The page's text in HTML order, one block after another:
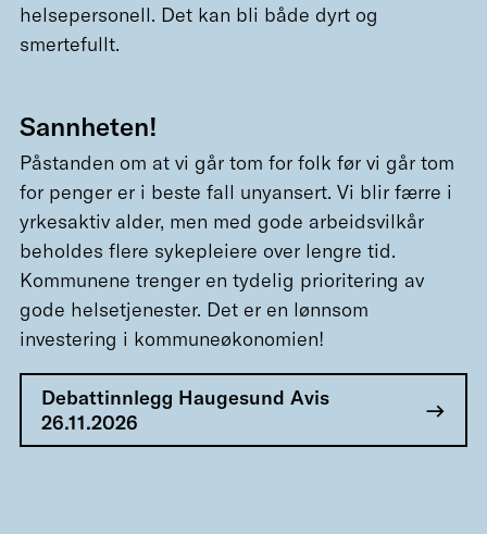
helsepersonell. Det kan bli både dyrt og
smertefullt.
Sannheten!
Påstanden om at vi går tom for folk før vi går tom
for penger er i beste fall unyansert. Vi blir færre i
yrkesaktiv alder, men med gode arbeidsvilkår
beholdes flere sykepleiere over lengre tid.
Kommunene trenger en tydelig prioritering av
gode helsetjenester. Det er en lønnsom
investering i kommuneøkonomien!
Debattinnlegg Haugesund Avis
26.11.2026